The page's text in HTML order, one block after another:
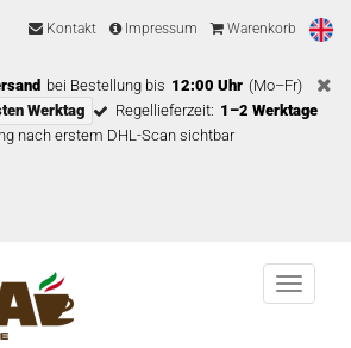
Kontakt Impressum Warenkorb
bei Bestellung bis 12:00 Uhr (Mo–Fr)
Werktag
Regellieferzeit: 1–2 Werktage
nach erstem DHL-Scan sichtbar
Menu